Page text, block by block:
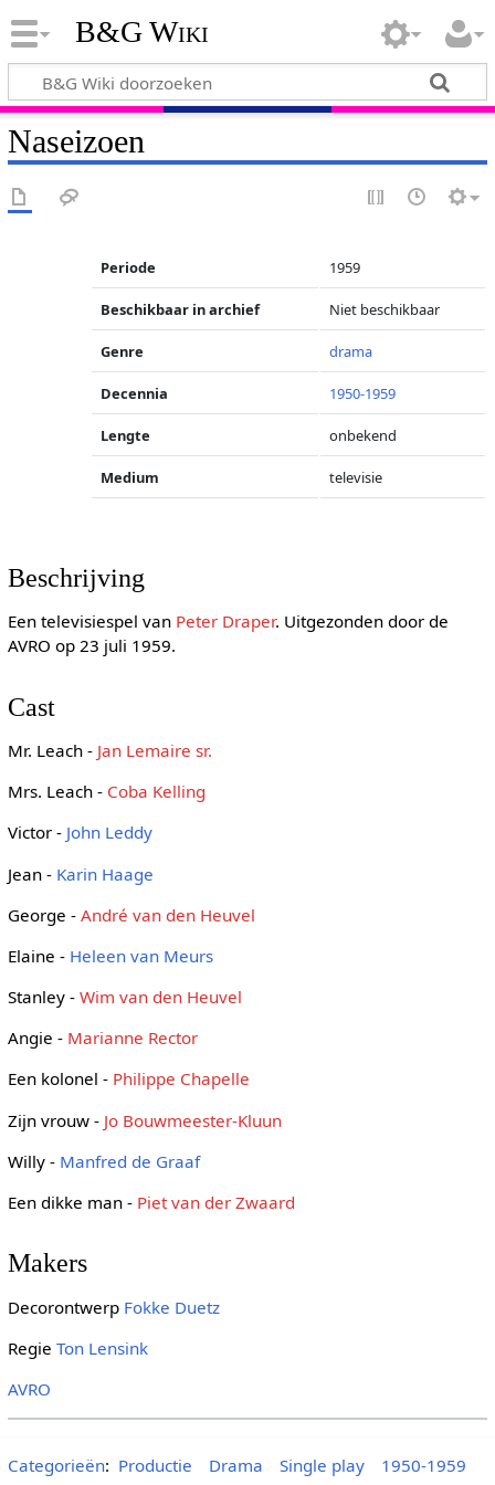
B&G Wiki
Naseizoen
Periode 1959
Beschikbaar in archief Niet beschikbaar
Genre drama
Decennia 1950-1959
Lengte onbekend
Medium televisie
Beschrijving
Een televisiespel van Peter Draper. Uitgezonden door de
AVRO op 23 juli 1959.
Cast
Mr. Leach - Jan Lemaire sr.
Mrs. Leach - Coba Kelling
Victor - John Leddy
Jean - Karin Haage
George - André van den Heuvel
Elaine - Heleen van Meurs
Stanley - Wim van den Heuvel
Angie - Marianne Rector
Een kolonel - Philippe Chapelle
Zijn vrouw - Jo Bouwmeester-Kluun
Willy - Manfred de Graaf
Een dikke man - Piet van der Zwaard
Makers
Decorontwerp Fokke Duetz
Regie Ton Lensink
AVRO
Categorieën: Productie Drama Single play
1950-1959